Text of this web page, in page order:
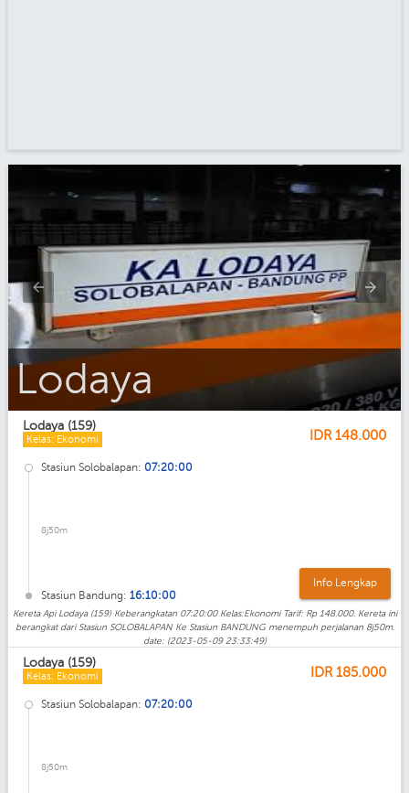
Lodaya_Eksekutif
Lodaya (159)
Kelas: Ekonomi IDR 148.000
Stasiun Solobalapan: 07:20:00
8j50m
Stasiun Bandung: 16:10:00
Info Lengkap
Kereta Api Lodaya (159) Keberangkatan 07:20:00 Kelas:Ekonomi Tarif: Rp 148.000. Kereta ini
berangkat dari Stasiun SOLOBALAPAN Ke Stasiun BANDUNG menempuh perjalanan 8j50m.
date: (2023-05-09 23:33:49)
Lodaya (159)
Kelas: Ekonomi IDR 185.000
Stasiun Solobalapan: 07:20:00
8j50m